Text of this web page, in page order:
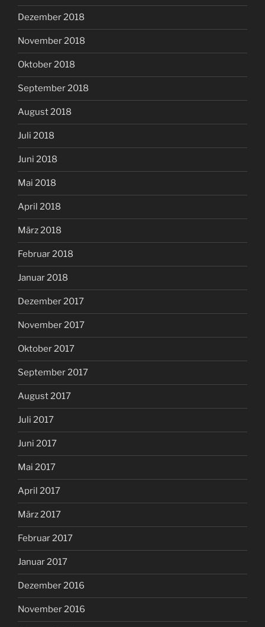
Dezember 2018
November 2018
Oktober 2018
September 2018
August 2018
Juli 2018
Juni 2018
Mai 2018
April 2018
März 2018
Februar 2018
Januar 2018
Dezember 2017
November 2017
Oktober 2017
September 2017
August 2017
Juli 2017
Juni 2017
Mai 2017
April 2017
März 2017
Februar 2017
Januar 2017
Dezember 2016
November 2016